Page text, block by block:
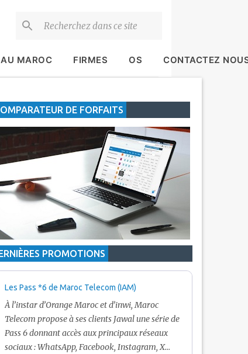
MAROC FIRMES OS CONTACTEZ
DE FORFAITS
PROMOTIONS
Les Pass *6 de Maroc Telecom (IAM)
À l’instar d’Orange Maroc et d’inwi, Maroc
Telecom propose à ses clients Jawal une série de
Pass 6 donnant accès aux principaux réseaux
sociaux : WhatsApp, Facebook, Instagram, X